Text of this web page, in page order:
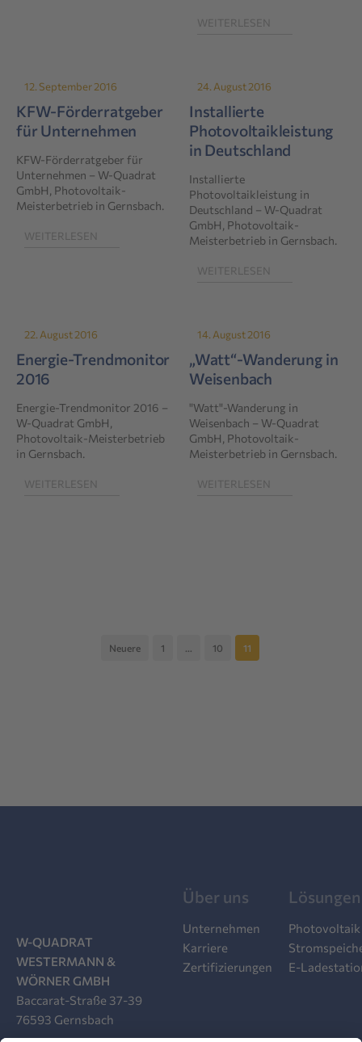
WEITERLESEN
12. September 2016
KFW-Förderratgeber
für Unternehmen
KFW-Förderratgeber für
Unternehmen – W-Quadrat
GmbH, Photovoltaik-
Meisterbetrieb in Gernsbach.
WEITERLESEN
24. August 2016
Installierte
Photovoltaikleistung
in Deutschland
Installierte
Photovoltaikleistung in
Deutschland – W-Quadrat
GmbH, Photovoltaik-
Meisterbetrieb in Gernsbach.
WEITERLESEN
22. August 2016
Energie-Trendmonitor
2016
Energie-Trendmonitor 2016 –
W-Quadrat GmbH,
Photovoltaik-Meisterbetrieb
in Gernsbach.
WEITERLESEN
14. August 2016
„Watt“-Wanderung in
Weisenbach
"Watt"-Wanderung in
Weisenbach – W-Quadrat
GmbH, Photovoltaik-
Meisterbetrieb in Gernsbach.
WEITERLESEN
Seitennummerierung
Neuere 1 10 11
W-QUADRAT
WESTERMANN &
WÖRNER GMBH
Baccarat-Straße 37-39
76593 Gernsbach
Über uns
Unternehmen
Karriere
Zertifizierungen
Lösungen
Photovoltaik
E-